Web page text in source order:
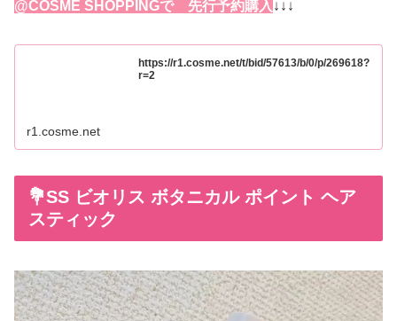
@COSME SHOPPINGで 先行予約購入↓↓↓
https://r1.cosme.net/t/bid/57613/b/0/p/269618?
r=2
r1.cosme.net
💐SS ビオリス ボタニカル ポイント ヘア
スティック